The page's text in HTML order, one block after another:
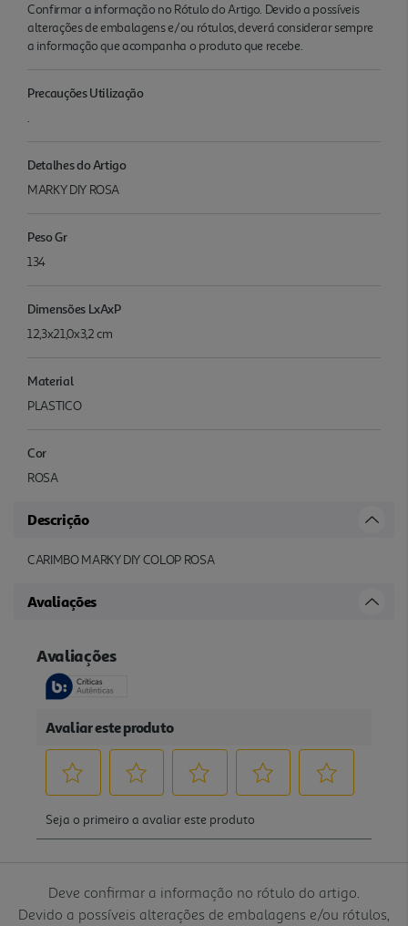
Confirmar a informação no Rótulo do Artigo. Devido a possíveis
alterações de embalagens e/ou rótulos, deverá considerar sempre
a informação que acompanha o produto que recebe.
Precauções Utilização
.
Detalhes do Artigo
MARKY DIY ROSA
Peso Gr
134
Dimensões LxAxP
12,3x21,0x3,2 cm
Material
PLASTICO
Cor
ROSA
Descrição
CARIMBO MARKY DIY COLOP ROSA
Avaliações
Deve confirmar a informação no rótulo do artigo.
Devido a possíveis alterações de embalagens e/ou rótulos,